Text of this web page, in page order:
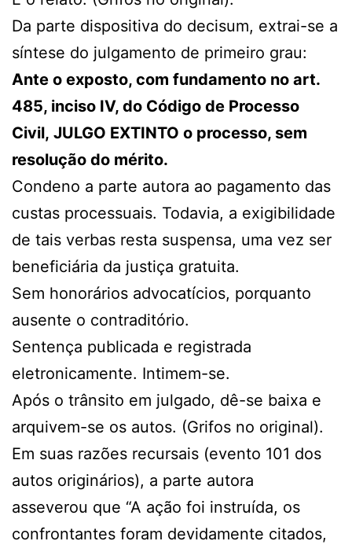
Da parte dispositiva do decisum, extrai-se a
síntese do julgamento de primeiro grau:
Ante o exposto, com fundamento no art.
485, inciso IV, do Código de Processo
Civil, JULGO EXTINTO o processo, sem
resolução do mérito.
Condeno a parte autora ao pagamento das
custas processuais. Todavia, a exigibilidade
de tais verbas resta suspensa, uma vez ser
beneficiária da justiça gratuita.
Sem honorários advocatícios, porquanto
ausente o contraditório.
Sentença publicada e registrada
eletronicamente. Intimem-se.
Após o trânsito em julgado, dê-se baixa e
arquivem-se os autos. (Grifos no original).
Em suas razões recursais (evento 101 dos
autos originários), a parte autora
asseverou que “A ação foi instruída, os
confrontantes foram devidamente citados,